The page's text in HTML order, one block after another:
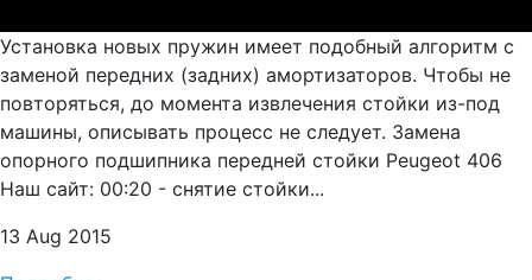
Установка новых пружин имеет подобный алгоритм с
заменой передних (задних) амортизаторов. Чтобы не
повторяться, до момента извлечения стойки из-под
машины, описывать процесс не следует. Замена
опорного подшипника передней стойки Peugeot 406
Наш сайт: 00:20 - снятие стойки...
13 Aug 2015